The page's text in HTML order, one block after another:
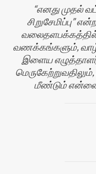
எனது முதல்
சிறுசேமிப்பு”
வணக்கங்களும்,
இளைய
மீண்டும் என்னை